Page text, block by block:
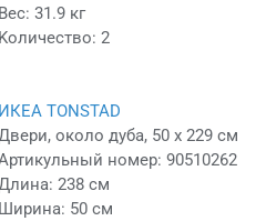
Вес: 31.9 кг
Kоличество: 2
ИКЕА TONSTAD
Двери, около дуба, 50 x 229 см
номер: 90510262
Длина: 238 см
Ширина: 50 см